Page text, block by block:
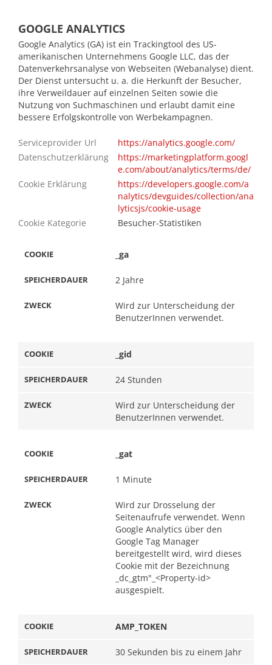
GOOGLE ANALYTICS
Google Analytics (GA) ist ein Trackingtool des US-
amerikanischen Unternehmens Google LLC, das der
Datenverkehrsanalyse von Webseiten (Webanalyse) dient.
Der Dienst untersucht u. a. die Herkunft der Besucher,
ihre Verweildauer auf einzelnen Seiten sowie die
Nutzung von Suchmaschinen und erlaubt damit eine
bessere Erfolgskontrolle von Werbekampagnen.
Serviceprovider Url
https://analytics.google.com/
Datenschutzerklärung
https://marketingplatform.googl
e.com/about/analytics/terms/de/
Cookie Erklärung
https://developers.google.com/a
nalytics/devguides/collection/ana
lyticsjs/cookie-usage
Cookie Kategorie
Besucher-Statistiken
_ga
2 Jahre
Wird zur Unterscheidung der
BenutzerInnen verwendet.
_gid
24 Stunden
Wird zur Unterscheidung der
BenutzerInnen verwendet.
_gat
1 Minute
Wird zur Drosselung der
Seitenaufrufe verwendet. Wenn
Google Analytics über den
Google Tag Manager
bereitgestellt wird, wird dieses
Cookie mit der Bezeichnung
_dc_gtm"_<Property-id>
ausgespielt.
AMP_TOKEN
30 Sekunden bis zu einem Jahr